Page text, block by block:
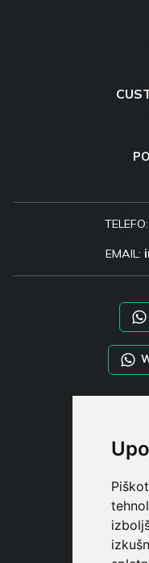
TELEFO:
EMAIL: